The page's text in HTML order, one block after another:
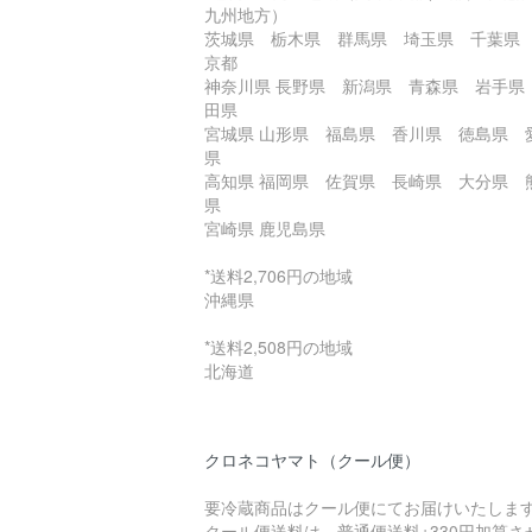
九州地方）
茨城県 栃木県 群馬県 埼玉県 千葉県
京都
神奈川県 長野県 新潟県 青森県 岩手
田県
宮城県 山形県 福島県 香川県 徳島県
県
高知県 福岡県 佐賀県 長崎県 大分県
県
宮崎県 鹿児島県
*送料2,706円の地域
沖縄県
*送料2,508円の地域
北海道
クロネコヤマト（クール便）
要冷蔵商品はクール便にてお届けいたします